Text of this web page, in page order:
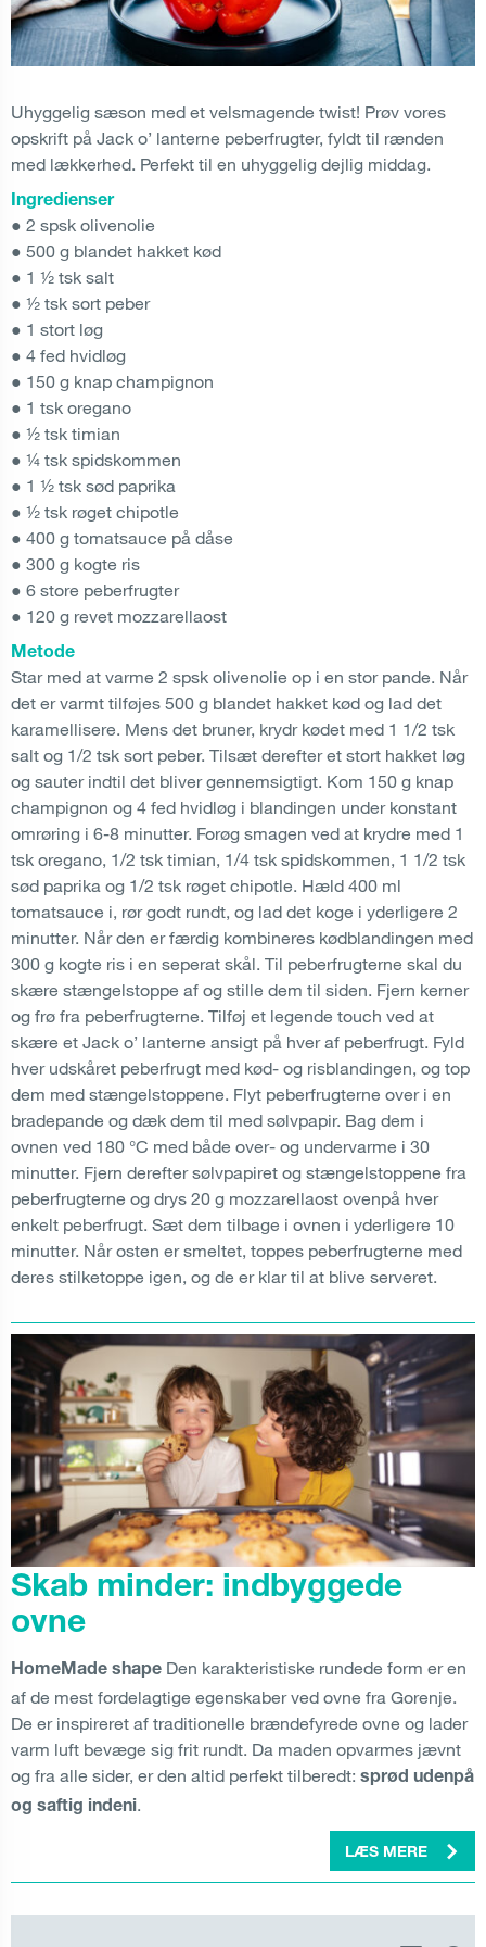
Uhyggelig sæson med et velsmagende twist! Prøv vores
opskrift på Jack o’ lanterne peberfrugter, fyldt til rænden
med lækkerhed. Perfekt til en uhyggelig dejlig middag.
Ingredienser
● 2 spsk olivenolie
● 500 g blandet hakket kød
● 1 ½ tsk salt
● ½ tsk sort peber
● 1 stort løg
● 4 fed hvidløg
● 150 g knap champignon
● 1 tsk oregano
● ½ tsk timian
● ¼ tsk spidskommen
● 1 ½ tsk sød paprika
● ½ tsk røget chipotle
● 400 g tomatsauce på dåse
● 300 g kogte ris
● 6 store peberfrugter
● 120 g revet mozzarellaost
Metode
Star med at varme 2 spsk olivenolie op i en stor pande. Når
det er varmt tilføjes 500 g blandet hakket kød og lad det
karamellisere. Mens det bruner, krydr kødet med 1 1/2 tsk
salt og 1/2 tsk sort peber. Tilsæt derefter et stort hakket løg
og sauter indtil det bliver gennemsigtigt. Kom 150 g knap
champignon og 4 fed hvidløg i blandingen under konstant
omrøring i 6-8 minutter. Forøg smagen ved at krydre med 1
tsk oregano, 1/2 tsk timian, 1/4 tsk spidskommen, 1 1/2 tsk
sød paprika og 1/2 tsk røget chipotle. Hæld 400 ml
tomatsauce i, rør godt rundt, og lad det koge i yderligere 2
minutter. Når den er færdig kombineres kødblandingen med
300 g kogte ris i en seperat skål. Til peberfrugterne skal du
skære stængelstoppe af og stille dem til siden. Fjern kerner
og frø fra peberfrugterne. Tilføj et legende touch ved at
skære et Jack o’ lanterne ansigt på hver af peberfrugt. Fyld
hver udskåret peberfrugt med kød- og risblandingen, og top
dem med stængelstoppene. Flyt peberfrugterne over i en
bradepande og dæk dem til med sølvpapir. Bag dem i
ovnen ved 180 °C med både over- og undervarme i 30
minutter. Fjern derefter sølvpapiret og stængelstoppene fra
peberfrugterne og drys 20 g mozzarellaost ovenpå hver
enkelt peberfrugt. Sæt dem tilbage i ovnen i yderligere 10
minutter. Når osten er smeltet, toppes peberfrugterne med
deres stilketoppe igen, og de er klar til at blive serveret.
Skab minder: indbyggede
ovne
HomeMade shape Den karakteristiske rundede form er en
af de mest fordelagtige egenskaber ved ovne fra Gorenje.
De er inspireret af traditionelle brændefyrede ovne og lader
varm luft bevæge sig frit rundt. Da maden opvarmes jævnt
og fra alle sider, er den altid perfekt tilberedt: sprød udenpå
og saftig indeni.
LÆS MERE